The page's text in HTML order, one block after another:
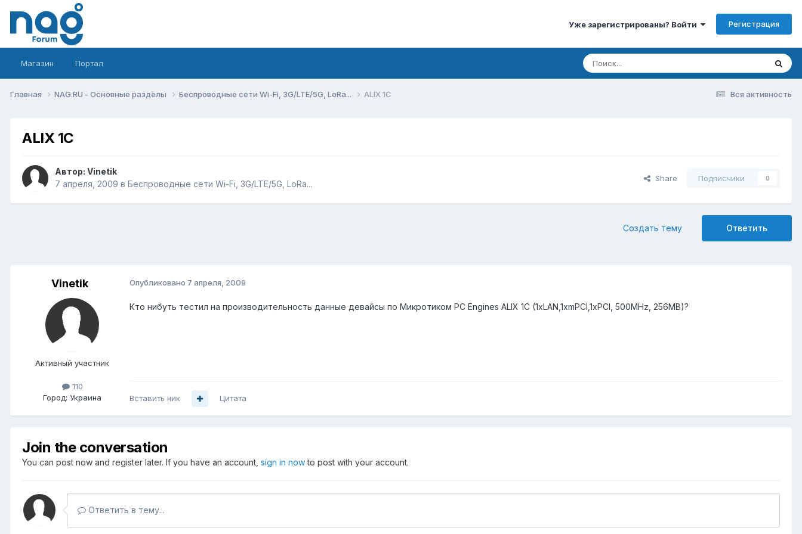
Уже зарегистрированы? Войти Регистрация
Магазин Портал
Вся активность
Главная NAG.RU - Основные разделы Беспроводные сети Wi-Fi, 3G/LTE/5G, LoRa... ALIX 1C
ALIX 1C
Автор: Vinetik
7 апреля, 2009 в Беспроводные сети Wi-Fi, 3G/LTE/5G, LoRa...
Share Подписчики 0
Ответить
Создать тему
Vinetik
Активный участник
110
Город: Украина
Опубликовано 7 апреля, 2009
Кто нибуть тестил на производительность данные девайсы по Микротиком PC Engines ALIX 1C (1xLAN,1xmPCI,1xPCI, 500MHz, 256MB)?
Вставить ник Цитата
Join the conversation
You can post now and register later. If you have an account, sign in nowto post with your account.
Ответить в тему...